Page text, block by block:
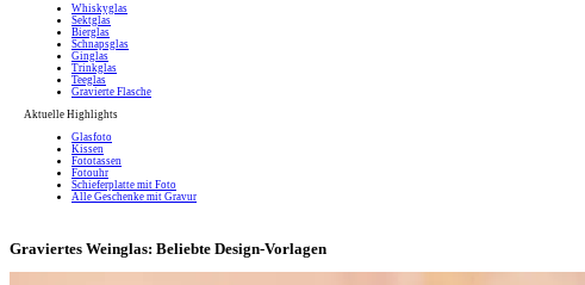
Whiskyglas
Sektglas
Bierglas
Schnapsglas
Ginglas
Trinkglas
Teeglas
Gravierte Flasche
Aktuelle Highlights
Glasfoto
Kissen
Fototassen
Fotouhr
Schieferplatte mit Foto
Alle Geschenke mit Gravur
Graviertes Weinglas: Beliebte Design-Vorlagen